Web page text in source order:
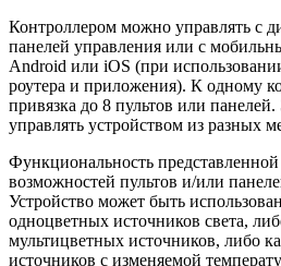
Контроллером можно управлять с
панелей управления или с
Android или iOS (при
роутера и приложения). К одному
привязка до 8 пультов или
управлять устройством из разных
Функциональность
возможностей пультов и/или
Устройство может быть
одноцветных источников света,
мультицветных источников, либо
источников с изменяемой